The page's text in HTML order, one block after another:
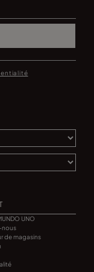
UNO
nous
de magasins